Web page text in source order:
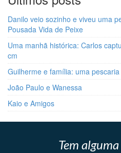
Danilo veio sozinho e viveu uma
Pousada Vida de Peixe
Uma manhã histórica: Carlos
cm
Guilherme e família: uma
João Paulo e Wanessa
Kaio e Amigos
Tem